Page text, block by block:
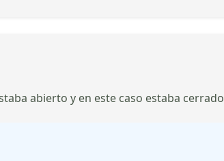
abierto y en este caso estaba cerrado